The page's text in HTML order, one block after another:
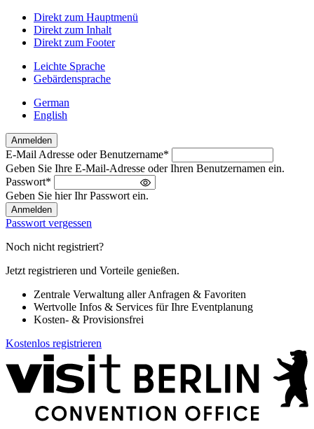
Direkt zum Hauptmenü
Direkt zum Inhalt
Direkt zum Footer
Leichte Sprache
Gebärdensprache
German
English
Anmelden
Willkommen
zurück!
Bitte
melden
Sie
sich
an
E-Mail Adresse oder Benutzername*
Geben Sie Ihre E-Mail-Adresse oder Ihren Benutzernamen ein.
Passwort*
Geben Sie hier Ihr Passwort ein.
Passwort vergessen
Noch nicht registriert?
Jetzt registrieren und Vorteile genießen.
Zentrale Verwaltung aller Anfragen & Favoriten
Wertvolle Infos & Services für Ihre Eventplanung
Kosten- & Provisionsfrei
Kostenlos registrieren